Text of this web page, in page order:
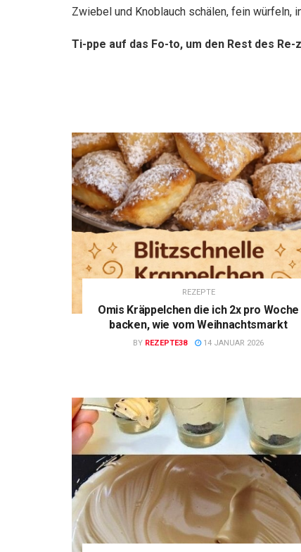
Zwiebel und Knoblauch schälen, fein würfeln,
Ti-ppe auf das Fo-to, um den Rest des
REZEPTE
Omis Kräppelchen die ich 2x pro Woche
backen, wie vom Weihnachtsmarkt
BY REZEPTE38 14 JANUAR 2026